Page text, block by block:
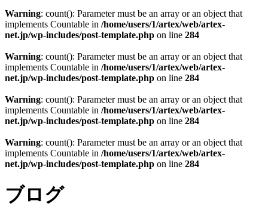
Warning: count(): Parameter must be an array or an object that
implements Countable in /home/users/1/artex/web/artex-
net.jp/wp-includes/post-template.php on line 284
Warning: count(): Parameter must be an array or an object that
implements Countable in /home/users/1/artex/web/artex-
net.jp/wp-includes/post-template.php on line 284
Warning: count(): Parameter must be an array or an object that
implements Countable in /home/users/1/artex/web/artex-
net.jp/wp-includes/post-template.php on line 284
Warning: count(): Parameter must be an array or an object that
implements Countable in /home/users/1/artex/web/artex-
net.jp/wp-includes/post-template.php on line 284
ブログ